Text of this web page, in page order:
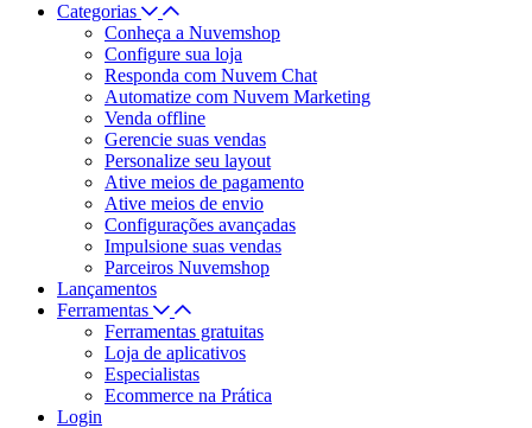
Categorias
Conheça a Nuvemshop
Configure sua loja
Responda com Nuvem Chat
Automatize com Nuvem Marketing
Venda offline
Gerencie suas vendas
Personalize seu layout
Ative meios de pagamento
Ative meios de envio
Configurações avançadas
Impulsione suas vendas
Parceiros Nuvemshop
Lançamentos
Ferramentas
Ferramentas gratuitas
Loja de aplicativos
Especialistas
Ecommerce na Prática
Login